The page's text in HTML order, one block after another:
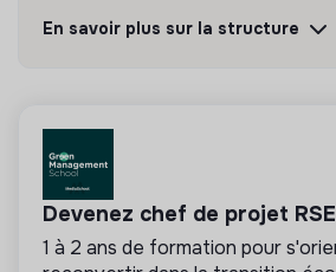
Découvrir Suivre
💡 Structure de l’ESS
Cette structure repose sur un
solidarité et d’utilité sociale : son
gestion est démocratique et
lucrativité est limitée. Il s’agit
En savoir plus sur la structure
Devenez chef de projet RSE
1 à 2 ans de formation pour